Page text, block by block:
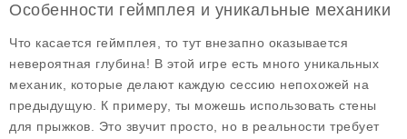
Особенности геймплея и уникальные механики
Что касается геймплея , то тут внезапно оказывается
невероятная глубина! В этой игре есть много уникальных
механик, которые делают каждую сессию непохожей на
предыдущую. К примеру, ты можешь использовать стены
для прыжков. Это звучит просто, но в реальности требует